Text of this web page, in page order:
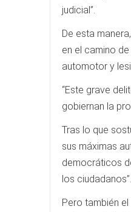
judicial”.
De esta
en el camino
automotor y
“Este grave
gobiernan la
Tras lo que
sus máximas
democráticos
los ciudadanos”.
Pero también